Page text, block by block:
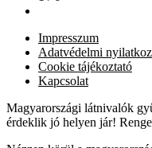
Impresszum
Adatvédelmi
Cookie tájékoztató
Kapcsolat
Magyarországi látnivalók
érdeklik jó helyen jár!